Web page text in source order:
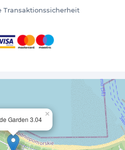
Transaktionssicherheit
Garden 3.04
×